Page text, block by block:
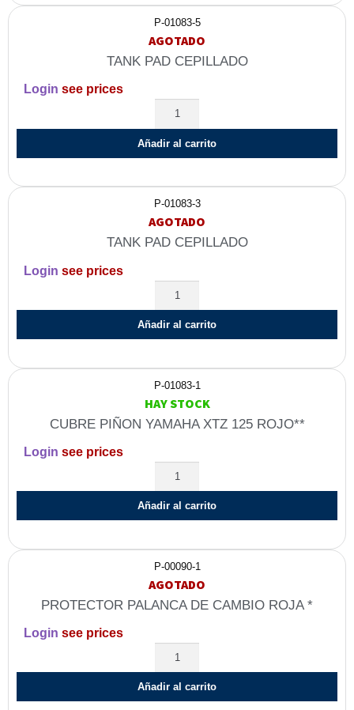
P-01083-5
AGOTADO
TANK PAD CEPILLADO
Login see prices
Añadir al carrito
P-01083-3
AGOTADO
TANK PAD CEPILLADO
Login see prices
Añadir al carrito
P-01083-1
HAY STOCK
CUBRE PIÑON YAMAHA XTZ 125 ROJO**
Login see prices
Añadir al carrito
P-00090-1
AGOTADO
PROTECTOR PALANCA DE CAMBIO ROJA *
Login see prices
Añadir al carrito